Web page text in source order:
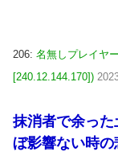
206: 名無しプレイヤ
[240.12.144.170])
抹消者で余っ
ぼ影響ない時の